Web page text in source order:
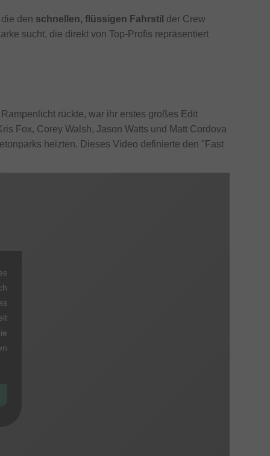
die den schnellen, flüssigen Fahrstil der Crew
sucht, die direkt von Top-Profis repräsentiert
rückte, war ihr erstes großes Edit
Fox, Corey Walsh, Jason Watts und Matt Cordova
heizten. Dieses Video definierte den "Fast